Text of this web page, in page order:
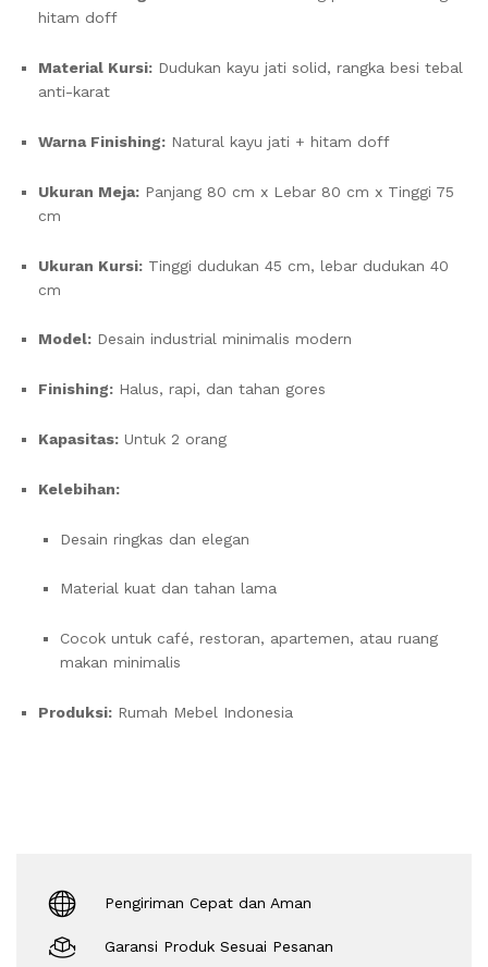
hitam doff
Material Kursi: Dudukan kayu jati solid, rangka besi tebal
anti-karat
Warna Finishing: Natural kayu jati + hitam doff
Ukuran Meja: Panjang 80 cm x Lebar 80 cm x Tinggi 75
cm
Ukuran Kursi: Tinggi dudukan 45 cm, lebar dudukan 40
cm
Model: Desain industrial minimalis modern
Finishing: Halus, rapi, dan tahan gores
Kapasitas: Untuk 2 orang
Kelebihan:
Desain ringkas dan elegan
Material kuat dan tahan lama
Cocok untuk café, restoran, apartemen, atau ruang
makan minimalis
Produksi: Rumah Mebel Indonesia
Pengiriman Cepat dan Aman
Garansi Produk Sesuai Pesanan